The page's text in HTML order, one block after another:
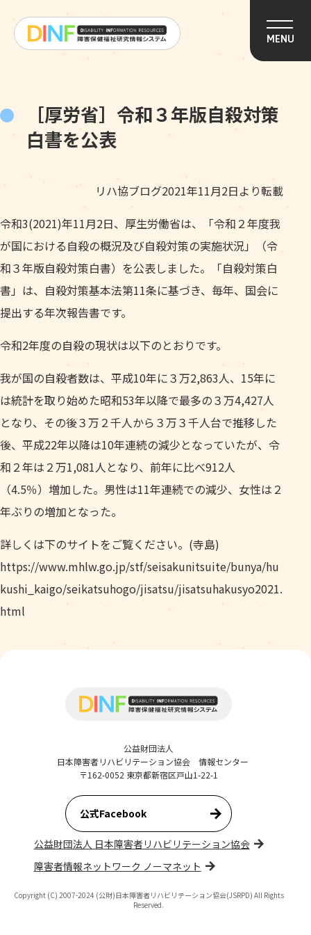
MENU
［厚労省］令和３年版自殺対策
白書を公表
リハ協ブログ2021年11月2日より転載
令和3(2021)年11月2日、厚生労働省は、「令和２年度我
が国における自殺の概況及び自殺対策の実施状況」（令
和３年版自殺対策白書）を公表しました。「自殺対策白
書」は、自殺対策基本法第11条に基づき、毎年、国会に
提出する年次報告書です。
令和2年度の自殺の現状は以下のとおりです。
我が国の自殺者数は、平成10年に３万2,863人、15年に
は統計を取り始めた昭和53年以降で最多の３万4,427人
となり、その後３万２千人から３万３千人台で推移した
後、平成22年以降は10年連続の減少となっていたが、令
和２年は２万1,081人となり、前年に比べ912人
（4.5％）増加した。男性は11年連続での減少、女性は２
年ぶりの増加となった。
詳しくは下のサイトをご覧ください。(寺島)
https://www.mhlw.go.jp/stf/seisakunitsuite/bunya/hu
kushi_kaigo/seikatsuhogo/jisatsu/jisatsuhakusyo2021.
html
公益財団法人
日本障害者リハビリテーション協会 情報センター
〒162-0052 東京都新宿区戸山1-22-1
公式Facebook
公益財団法人 日本障害者リハビリテーション協会
障害者情報ネットワーク ノーマネット
Copyright (C) 2007-2024 (公財)日本障害者リハビリテーション協会(JSRPD) All Rights
Reserved.